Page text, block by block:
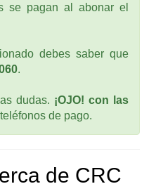
se pagan al abonar el
debes saber que
.
dudas. ¡OJO! con las
de pago.
de CRC